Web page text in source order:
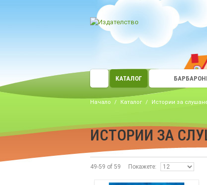
КАТАЛОГ
Начало / Каталог / Истории за
ИСТОРИИ ЗА
49-59 of 59 Покажете